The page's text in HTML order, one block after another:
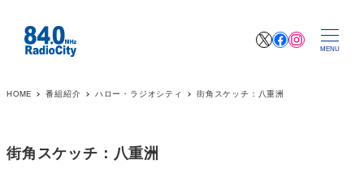
XFacebook
MENU
HOME 番組紹介 ハロー・ラジオシティ 街角スケッチ：八重洲
街角スケッチ：八重洲